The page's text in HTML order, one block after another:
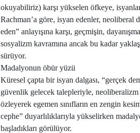
okuyabiliriz) karşı yükselen öfkeye,
Rachman’a göre, isyan edenler, neoliberal
eden” anlayışına karşı, geçmişin,
sosyalizm kavramına ancak bu kadar
sürüyor.
Madalyonun öbür yüzü
Küresel çapta bir isyan dalgası, “gerçek
güvenlik gelecek talepleriyle,
özleyerek egemen sınıfların en zengin
cephe” duyarlılıklarıyla yükselirken
başladıkları görülüyor.